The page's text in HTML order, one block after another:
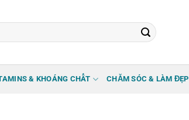
& KHOÁNG CHẤT CHĂM SÓC & LÀM ĐẸP